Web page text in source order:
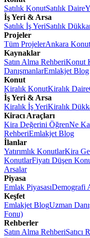
Satılık KonutSatılık Daire
İş Yeri & Arsa
Satılık İş YeriSatılık
Projeler
Tüm ProjelerAnkara
Kaynaklar
Satın Alma RehberiKonut
DanışmanlarEmlakjet Blog
Konut
Kiralık KonutKiralık Daire
İş Yeri & Arsa
Kiralık İş YeriKiralık
Kiracı Araçları
Kira Değerini ÖğrenNe
RehberiEmlakjet Blog
İlanlar
Yatırımlık KonutlarKira
KonutlarFiyatı Düşen
Arsalar
Piyasa
Emlak PiyasasıDemografi
Keşfet
Emlakjet BlogUzman
Fonu)
Rehberler
Satın Alma RehberiSatıcı